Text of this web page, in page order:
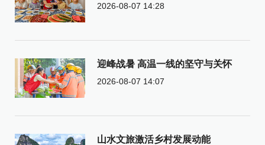
2026-08-07 14:28
迎峰战暑 高温一线的坚守与关怀
2026-08-07 14:07
山水文旅激活乡村发展动能